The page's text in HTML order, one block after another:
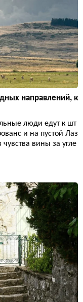
направлений, к
люди едут к шт
и на пустой Лаз
вины за угле